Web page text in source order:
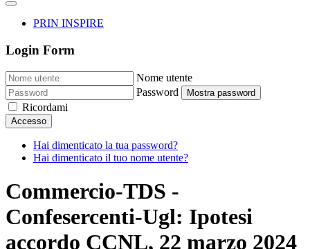
PRIN INSPIRE
Login Form
Nome utente
Password
Mostra password
Ricordami
Accesso
Hai dimenticato la tua password?
Hai dimenticato il tuo nome utente?
Commercio-TDS -
Confesercenti-Ugl: Ipotesi
accordo CCNL, 22 marzo 2024